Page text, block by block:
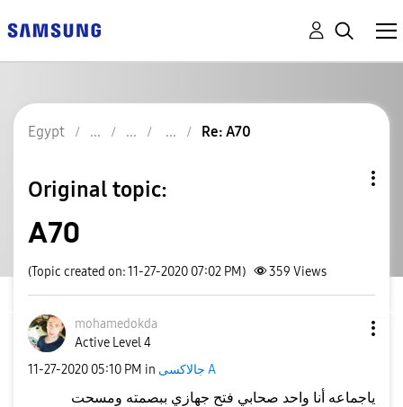
Egypt Re: A70
Original topic:
A70
(Topic created on: 11-27-2020 07:02 PM) 359 Views
mohamedokda
Active Level 4
‎11-27-2020 05:10 PM in جالاكسى A
ياجماعه أنا واحد صحابي فتح جهازي ببصمته ومسحت